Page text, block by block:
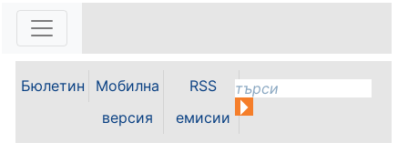
ООД – Враца уведомява своите
възникнала аварийна ситуация е
спряно водоподаването в
ул."Никола Вапцаров" днес
07.08.2026г. до отстраняване на
аварията. Тел.: 092 66 11 19 Тел.:
0889 316...
Бюлетин
Мобилна
версия
RSS
емисии